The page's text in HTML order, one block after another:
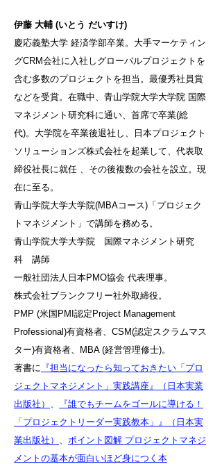
伊藤 大輔 (いとう だいすけ)
慶応義塾大学 経済学部卒業。大手マーケティン
グCRM会社に入社しグローバルプロジェクトを
含む多数のプロジェクトを担当。最優秀社員賞
などを受賞。在職中、青山学院大学大学院 国際
マネジメント研究科に通い、首席で卒業(総
代)。大学院を卒業後退社し、日本プロジェクト
ソリューションズ株式会社を起業して、代表取
締役社長に就任 、その後複数の会社を設立。現
在に至る。
青山学院大学大学院(MBAコース)「プロジェク
トマネジメント」で講師を務める。
青山学院大学大学院 国際マネジメント研究
科 講師
一般社団法人日本PMO協会 代表理事。
株式会社ブランクフリー社外取締役。
PMP (米国PMI認定Project Management
Professional)有資格者、CSM(認定スクラムマス
ター)有資格者、MBA (経営管理修士)。
著書に 『担当になったら知っておきたい「プロ
ジェクトマネジメント」実践講座』（日本実業
出版社） 、
『誰でもチームをゴールに導ける！
「プロジェクトリーダー実践教本」』（日本実
業出版社） 、 ポイント図解 プロジェクトマネジ
メントの基本が面白いほど身につく本